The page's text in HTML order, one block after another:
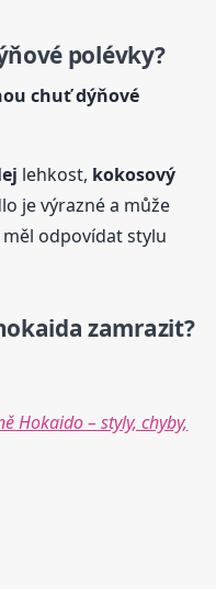
polévky?
chuť dýňové
lehkost, kokosový
je výrazné a může
odpovídat stylu
zamrazit?
Hokaido – styly, chyby,